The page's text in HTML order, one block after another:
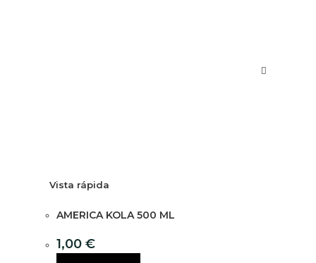
Vista rápida
AMERICA KOLA 500 ML
1,00 €